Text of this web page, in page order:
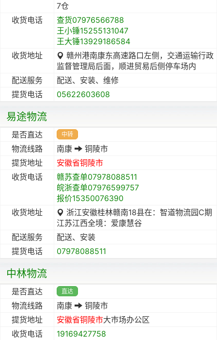
7仓
收货电话
查货07976566788
王小锤15255131047
王大锤13929186584
收货地址
赣州港南康东高速路口左侧，交通运输行政
监督管理局后面，顺进贸易后侧停车场内
配送服务
配送、安装、维修
提货电话
05622603608
易途物流
是否直达 中转
物流线路 南康
铜陵市
提货地址
安徽省铜陵市
收货电话
赣苏查单07978088511
皖浙查单07976599757
报价15350076390
收货地址
浙江安徽桂林赣南18县在：智道物流园C期
江苏江西全境：爱康慧谷
配送服务
配送、安装
提货电话
07978088511
中林物流
是否直达 直达
物流线路 南康
铜陵市
提货地址
安徽省铜陵市大巿场办公区
收货电话
19169427758